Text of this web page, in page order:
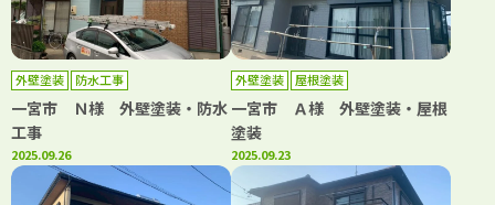
外壁塗装 防水工事
一宮市 Ｎ様 外壁塗装・防水
工事
2025.09.26
外壁塗装 屋根塗装
一宮市 Ａ様 外壁塗装・屋根
塗装
2025.09.23